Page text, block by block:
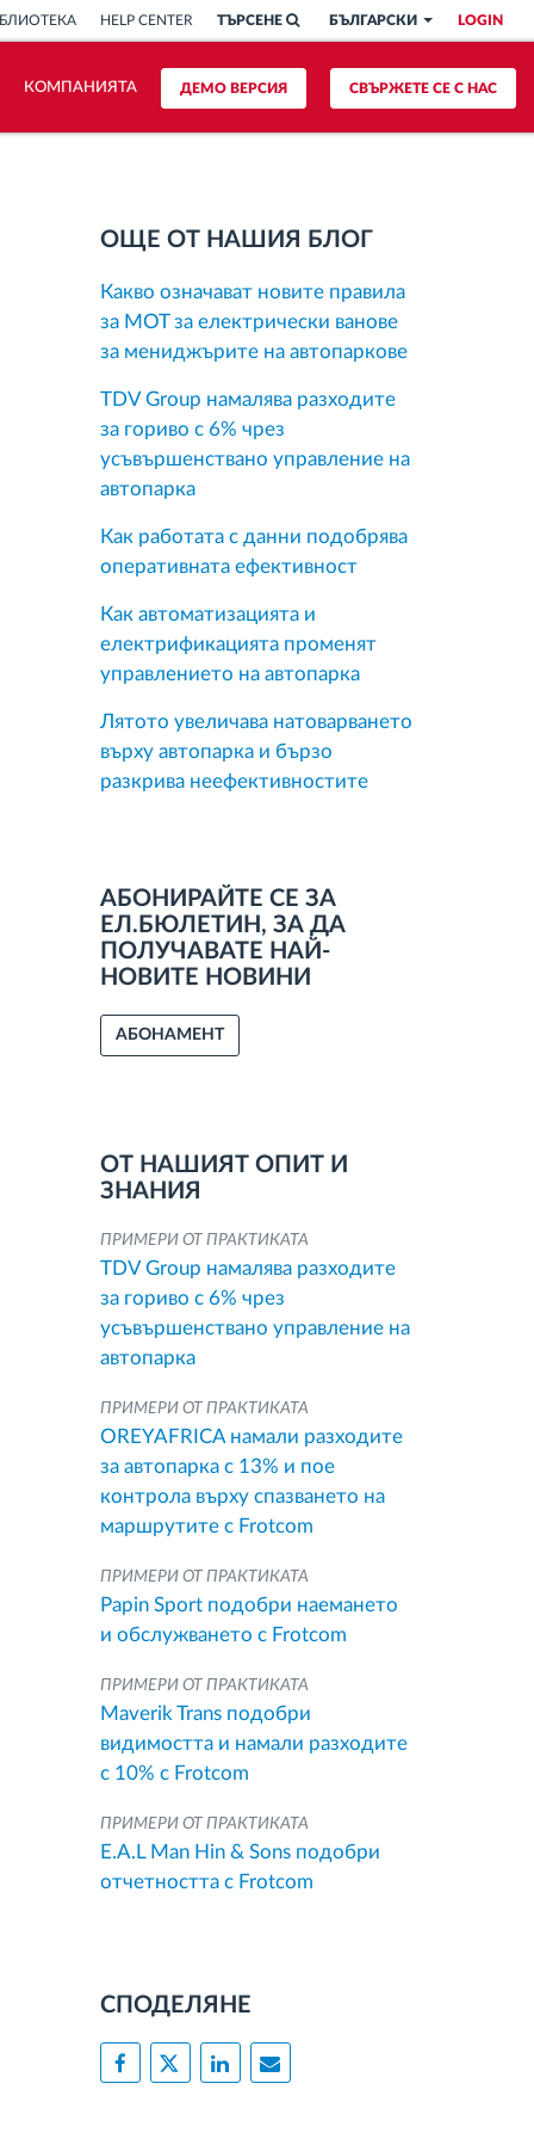
LOGIN
БЪЛГАРСКИ
ТЪРСЕНЕ
HELP CENTER
СВЪРЖЕТЕ СЕ С НАС
ДЕМО ВЕРСИЯ
КОМПАНИЯТА
ОЩЕ ОТ НАШИЯ БЛОГ
Какво означават новите правила
за MOT за електрически ванове
за мениджърите на автопаркове
TDV Group намалява разходите
за гориво с 6% чрез
усъвършенствано управление на
автопарка
Как работата с данни подобрява
оперативната ефективност
Как автоматизацията и
електрификацията променят
управлението на автопарка
Лятото увеличава натоварването
върху автопарка и бързо
разкрива неефективностите
АБОНИРАЙТЕ СЕ ЗА
ЕЛ.БЮЛЕТИН, ЗА ДА
ПОЛУЧАВАТЕ НАЙ-
НОВИТЕ НОВИНИ
АБОНАМЕНТ
ОТ НАШИЯТ ОПИТ И
ЗНАНИЯ
ПРИМЕРИ ОТ ПРАКТИКАТА
TDV Group намалява разходите
за гориво с 6% чрез
усъвършенствано управление на
автопарка
ПРИМЕРИ ОТ ПРАКТИКАТА
OREYAFRICA намали разходите
за автопарка с 13% и пое
контрола върху спазването на
маршрутите с Frotcom
ПРИМЕРИ ОТ ПРАКТИКАТА
Papin Sport подобри наемането
и обслужването с Frotcom
ПРИМЕРИ ОТ ПРАКТИКАТА
Maverik Trans подобри
видимостта и намали разходите
с 10% с Frotcom
ПРИМЕРИ ОТ ПРАКТИКАТА
E.A.L Man Hin & Sons подобри
отчетността с Frotcom
СПОДЕЛЯНЕ